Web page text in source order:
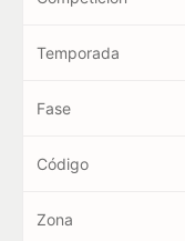
Temporada
Fase
Código
Zona